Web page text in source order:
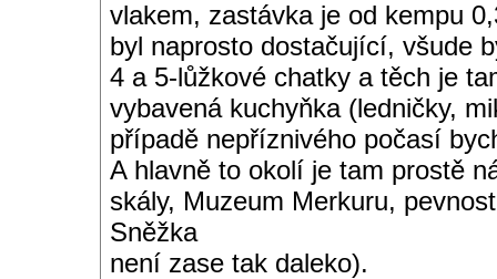
vlakem, zastávka je od kempu
byl naprosto dostačující, všude
4 a 5-lůžkové chatky a těch je
vybavená kuchyňka (ledničky,
případě nepříznivého počasí
A hlavně to okolí je tam prostě
skály, Muzeum Merkuru,
Sněžka
není zase tak daleko).